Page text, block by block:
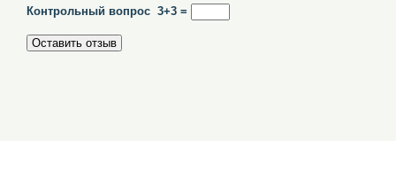
Контрольный вопрос 3+3 =